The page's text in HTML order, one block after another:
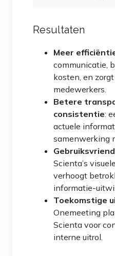
Resultaten
Meer
communicatie,
kosten, en
medewerkers.
Betere
consistentie:
actuele
samenwerking
Scienta’s
verhoogt
informatie-
Toekomstige
Onemeeting
Scienta voor
interne uitrol.